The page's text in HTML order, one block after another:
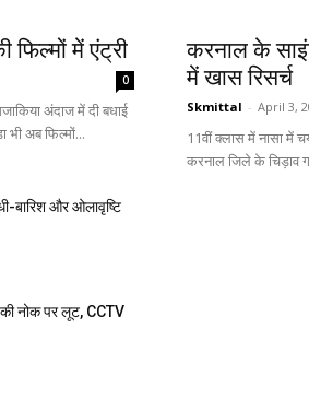
फिल्मों में एंट्री
0
अंदाज में दी बधाई
भी अब फिल्मों...
करनाल के
में खास रिसर्च
Skmittal - April 3,
11वीं क्लास में नासा में
करनाल जिले के चिड़ाव
बारिश और ओलावृष्टि
नोक पर लूट, CCTV